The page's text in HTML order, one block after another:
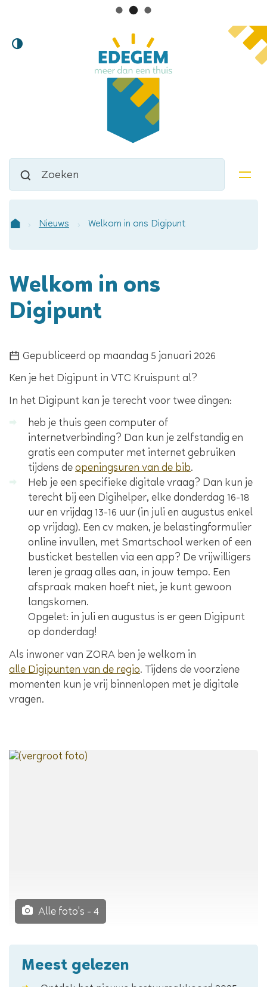
Naar
inhoud
Hoog
Lokaal
kunnen
helpen?
Zoeken
Nieuws Welkom in ons Digipunt
Welkom in ons
Digipunt
Gepubliceerd op maandag 5 januari 2026
Ken je het Digipunt in VTC Kruispunt al?
In het Digipunt kan je terecht voor twee dingen:
heb je thuis geen computer of
internetverbinding? Dan kun je zelfstandig en
gratis een computer met internet gebruiken
tijdens deopeningsuren van de bib.
Heb je een specifieke digitale vraag? Dan kun je
terecht bij een Digihelper, elke donderdag 16-18
uur en vrijdag 13-16 uur (in juli en augustus enkel
op vrijdag). Een cv maken, je belastingformulier
online invullen, met Smartschool werken of een
busticket bestellen via een app? De vrijwilligers
leren je graag alles aan, in jouw tempo. Een
afspraak maken hoeft niet, je kunt gewoon
langskomen.
Opgelet: in juli en augustus is er geen Digipunt
op donderdag!
Als inwoner van ZORA ben je welkom in
alle Digipunten van de regio. Tijdens de voorziene
momenten kun je vrij binnenlopen met je digitale
vragen.
Alle foto's - 4
Meest gelezen